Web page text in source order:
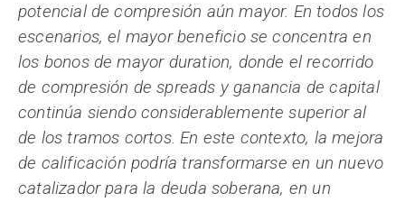
potencial de compresión aún mayor. En todos los
escenarios, el mayor beneficio se concentra en
los bonos de mayor duration, donde el recorrido
de compresión de spreads y ganancia de capital
continúa siendo considerablemente superior al
de los tramos cortos. En este contexto, la mejora
de calificación podría transformarse en un nuevo
catalizador para la deuda soberana, en un